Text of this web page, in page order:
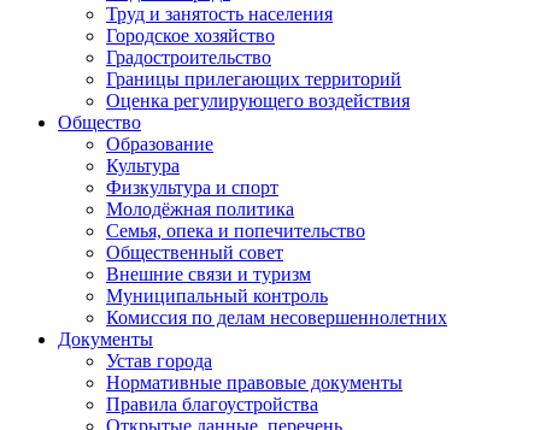
Труд и занятость населения
Городское хозяйство
Градостроительство
Границы прилегающих территорий
Оценка регулирующего воздействия
Общество
Образование
Культура
Физкультура и спорт
Молодёжная политика
Семья, опека и попечительство
Общественный совет
Внешние связи и туризм
Муниципальный контроль
Комиссия по делам несовершеннолетних
Документы
Устав города
Нормативные правовые документы
Правила благоустройства
Открытые данные, перечень